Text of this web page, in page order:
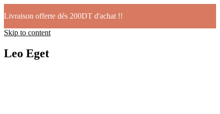
Livraison offerte dés 200DT d'achat !!
Skip to content
Leo Eget